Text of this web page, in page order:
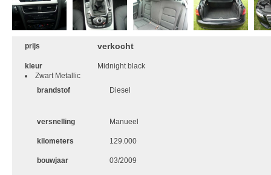
prijs verkocht
kleur
Midnight black
Zwart Metallic
brandstof
Diesel
versnelling Manueel
kilometers 129.000
bouwjaar 03/2009